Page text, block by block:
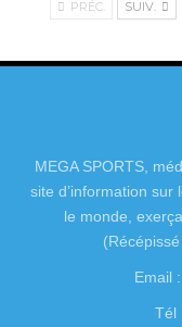
PRÉC. SUIV.
MEGA SPORTS,
site d’information
le monde,
Email
Tél